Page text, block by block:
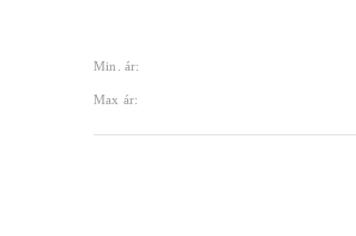
Min. ár:
Max ár: